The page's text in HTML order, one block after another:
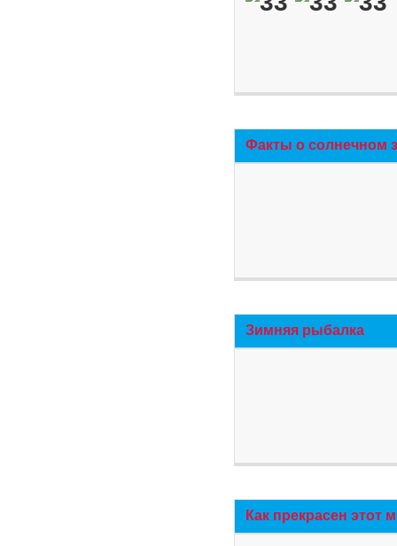
Факты о солнечном
Зимняя рыбалка
Как прекрасен этот